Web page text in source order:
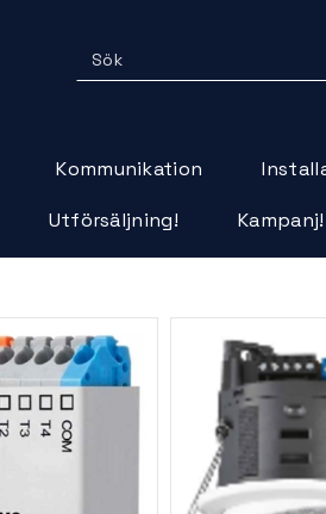
Kommunikation
Utförsäljning! Kampanj!